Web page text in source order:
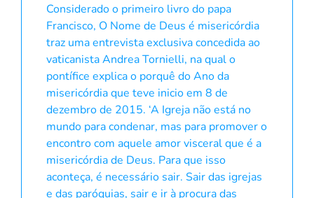
Considerado o primeiro livro do papa
Francisco, O Nome de Deus é misericórdia
traz uma entrevista exclusiva concedida ao
vaticanista Andrea Tornielli, na qual o
pontífice explica o porquê do Ano da
misericórdia que teve inicio em 8 de
dezembro de 2015. ‘A Igreja não está no
mundo para condenar, mas para promover o
encontro com aquele amor visceral que é a
misericórdia de Deus. Para que isso
aconteça, é necessário sair. Sair das igrejas
e das paróquias, sair e ir à procura das